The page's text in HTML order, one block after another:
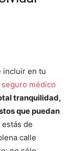
incluir en tu
seguro médico
tranquilidad,
que puedan
estás de
calle